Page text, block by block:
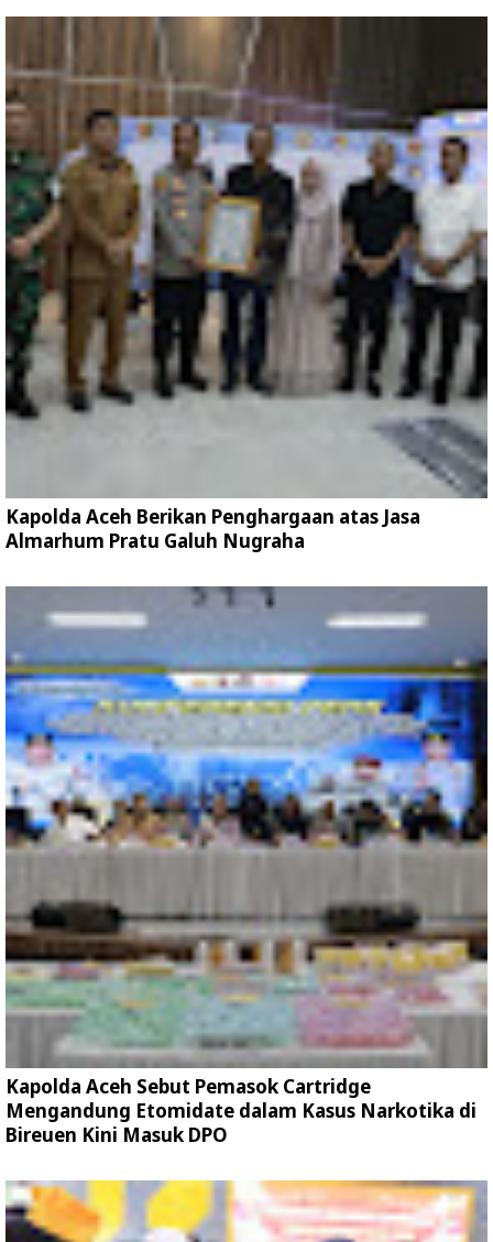
Kapolda Aceh Berikan Penghargaan atas Jasa
Almarhum Pratu Galuh Nugraha
Kapolda Aceh Sebut Pemasok Cartridge
Mengandung Etomidate dalam Kasus Narkotika di
Bireuen Kini Masuk DPO